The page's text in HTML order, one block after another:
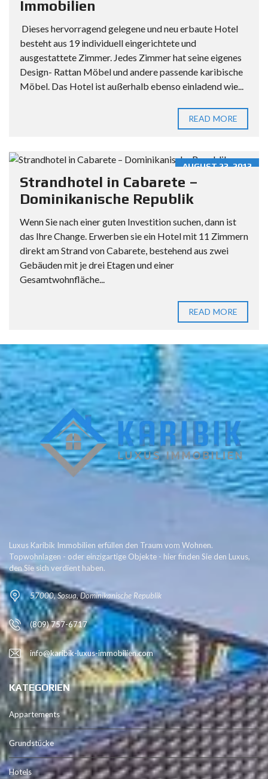
Immobilien
Dieses hervorragend gelegene und neu erbaute Hotel
besteht aus 19 individuell eingerichtete und
ausgestattete Zimmer. Jedes Zimmer hat seine eigenes
Design- Rattan Möbel und andere passende karibische
Möbel. Das Hotel ist außerhalb ebenso einladend wie...
READ MORE
AUGUST 23, 2013
Strandhotel in Cabarete –
Dominikanische Republik
Wenn Sie nach einer guten Investition suchen, dann ist
das Ihre Change. Erwerben sie ein Hotel mit 11 Zimmern
direkt am Strand von Cabarete, bestehend aus zwei
Gebäuden mit je drei Etagen und einer
Gesamtwohnfläche...
READ MORE
Luxus Karibik Immobilien erfüllen den Traum vom Wohnen.
Topwohnlagen - oder einzigartige Objekte - hier finden Sie den Luxus,
den Sie sich verdient haben.
57000, Sosua, Dominikanische Republik
(809) 757-6717
info@karibik-luxus-immobilien.com
KATEGORIEN
Appartements
Grundstücke
Hotels